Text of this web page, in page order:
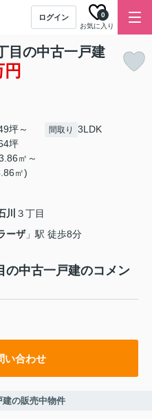
ログイン
お気に入り
0
目の中古一戸建
坪～
坪
㎡～
㎡)
間取り 3LDK
川 ３丁目
ーザ」駅 徒歩8分
の中古一戸建のコメン
い合わせ
の販売中物件